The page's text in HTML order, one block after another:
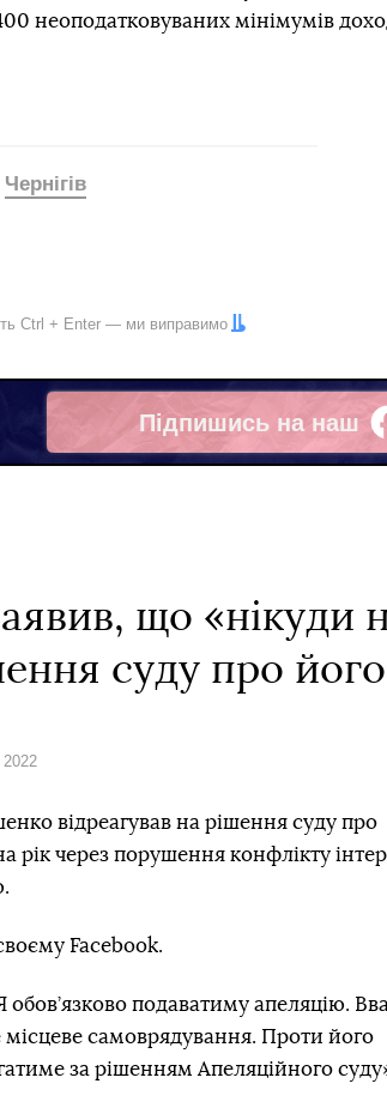
неоподатковуваних мінімумів
Чернігів
Ctrl + Enter — ми виправимо
Підпишись на наш
Facebook
що «нікуди
суду про
відреагував на рішення суду про
рік через порушення конфлікту
Facebook.
подаватиму апеляцію.
місцеве самоврядування. Проти його
за рішенням Апеляційного